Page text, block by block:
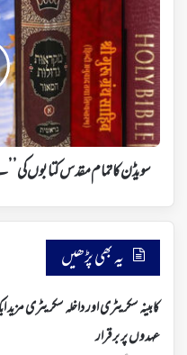
کا
تمام
مقدس
کتابوں
کی
’’بےحرمتی‘‘
جرم
قرار
دینے
غور
سویڈن کا تمام مقدس کتابوں کی
یہ بھی پڑھیں
کابینہ سکریٹری اور داخلہ سکریٹری
عہدوں پر برقرار